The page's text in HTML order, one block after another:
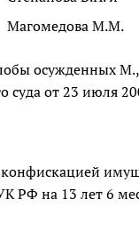
Магомедова М.М.
осужденных
суда от 23 июля
РФ на 13 лет 6